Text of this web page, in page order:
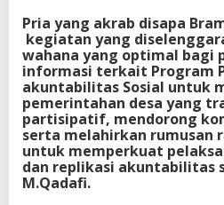
Pria yang akrab disapa
kegiatan yang
wahana yang optimal bagi
informasi terkait Program
akuntabilitas Sosial untuk
pemerintahan desa yang
partisipatif, mendorong
serta melahirkan rumusan
untuk memperkuat
dan replikasi akuntabilitas
M.Qadafi.